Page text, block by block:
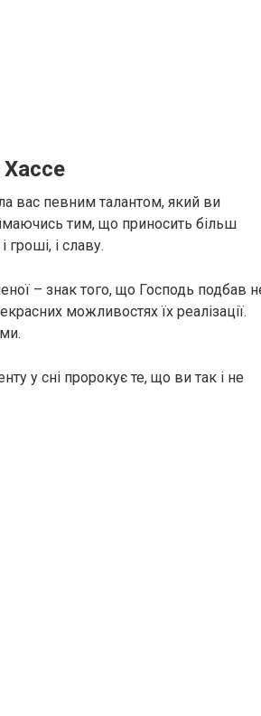
вас певним талантом, який ви
тим, що приносить більш
і славу.
– знак того, що Господь подбав
можливостях їх реалізації.
у сні пророкує те, що ви так і не